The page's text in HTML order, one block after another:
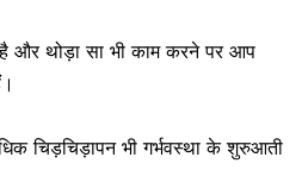
है और थोड़ा सा भी काम करने पर आप
चिड़चिड़ापन भी गर्भवस्था के शुरुआती